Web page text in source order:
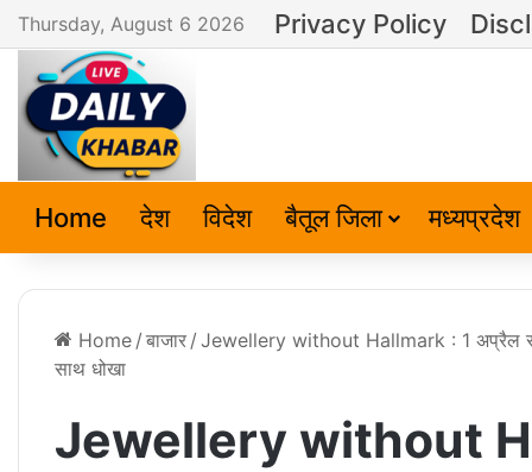
Thursday, August 6 2026 Privacy Policy
Home देश विदेश बैतूल जिला मध्यप्रदेश
Home / बाजार / Jewellery without Hallmark : 1 अप्रैल से
साथ धोखा
Jewellery without